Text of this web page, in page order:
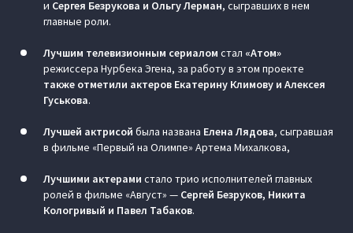
и Сергея Безрукова и Ольгу Лерман, сыгравших в нем
главные роли.
Лучшим телевизионным сериалом стал «Атом»
режиссера Нурбека Эгена, за работу в этом проекте
также отметили актеров Екатерину Климову и Алексея
Гуськова.
Лучшей актрисой была названа Елена Лядова, сыгравшая
в фильме «Первый на Олимпе» Артема Михалкова,
Лучшими актерами стало трио исполнителей главных
ролей в фильме «Август» — Сергей Безруков, Никита
Кологривый и Павел Табаков.